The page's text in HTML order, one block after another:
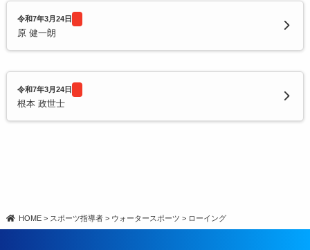
令和7年3月24日
原 健一朗
令和7年3月24日
根本 政世士
HOME > スポーツ指導者 > ウォータースポーツ > ローイング